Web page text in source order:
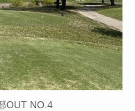
OUT NO.4